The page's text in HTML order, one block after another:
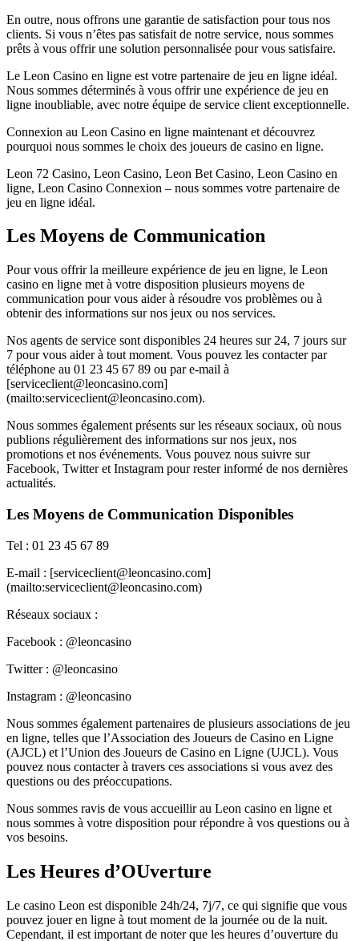
En outre, nous offrons une garantie de satisfaction pour tous nos
clients. Si vous n’êtes pas satisfait de notre service, nous sommes
prêts à vous offrir une solution personnalisée pour vous satisfaire.
Le Leon Casino en ligne est votre partenaire de jeu en ligne idéal.
Nous sommes déterminés à vous offrir une expérience de jeu en
ligne inoubliable, avec notre équipe de service client exceptionnelle.
Connexion au Leon Casino en ligne maintenant et découvrez
pourquoi nous sommes le choix des joueurs de casino en ligne.
Leon 72 Casino, Leon Casino, Leon Bet Casino, Leon Casino en
ligne, Leon Casino Connexion – nous sommes votre partenaire de
jeu en ligne idéal.
Les Moyens de Communication
Pour vous offrir la meilleure expérience de jeu en ligne, le Leon
casino en ligne met à votre disposition plusieurs moyens de
communication pour vous aider à résoudre vos problèmes ou à
obtenir des informations sur nos jeux ou nos services.
Nos agents de service sont disponibles 24 heures sur 24, 7 jours sur
7 pour vous aider à tout moment. Vous pouvez les contacter par
téléphone au 01 23 45 67 89 ou par e-mail à
[serviceclient@leoncasino.com]
(mailto:serviceclient@leoncasino.com).
Nous sommes également présents sur les réseaux sociaux, où nous
publions régulièrement des informations sur nos jeux, nos
promotions et nos événements. Vous pouvez nous suivre sur
Facebook, Twitter et Instagram pour rester informé de nos dernières
actualités.
Les Moyens de Communication Disponibles
Tel : 01 23 45 67 89
E-mail : [serviceclient@leoncasino.com]
(mailto:serviceclient@leoncasino.com)
Réseaux sociaux :
Facebook : @leoncasino
Twitter : @leoncasino
Instagram : @leoncasino
Nous sommes également partenaires de plusieurs associations de jeu
en ligne, telles que l’Association des Joueurs de Casino en Ligne
(AJCL) et l’Union des Joueurs de Casino en Ligne (UJCL). Vous
pouvez nous contacter à travers ces associations si vous avez des
questions ou des préoccupations.
Nous sommes ravis de vous accueillir au Leon casino en ligne et
nous sommes à votre disposition pour répondre à vos questions ou à
vos besoins.
Les Heures d’OUverture
Le casino Leon est disponible 24h/24, 7j/7, ce qui signifie que vous
pouvez jouer en ligne à tout moment de la journée ou de la nuit.
Cependant, il est important de noter que les heures d’ouverture du